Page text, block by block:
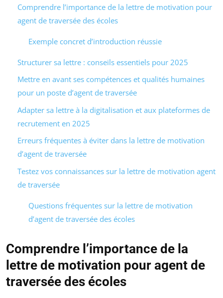
Comprendre l’importance de la lettre de motivation pour
agent de traversée des écoles
Exemple concret d’introduction réussie
Structurer sa lettre : conseils essentiels pour 2025
Mettre en avant ses compétences et qualités humaines
pour un poste d’agent de traversée
Adapter sa lettre à la digitalisation et aux plateformes de
recrutement en 2025
Erreurs fréquentes à éviter dans la lettre de motivation
d’agent de traversée
Testez vos connaissances sur la lettre de motivation agent
de traversée
Questions fréquentes sur la lettre de motivation
d’agent de traversée des écoles
Comprendre l’importance de la
lettre de motivation pour agent de
traversée des écoles